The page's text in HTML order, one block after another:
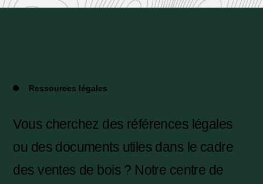
Ressources légales
Vous cherchez des références légales
ou des documents utiles dans le cadre
des ventes de bois ? Notre centre de